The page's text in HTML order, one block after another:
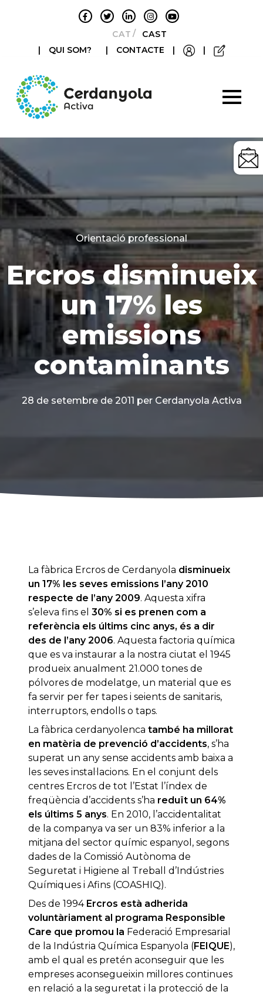
CATALÀCASTELLANO
|
QUI SOM? | CONTACTE | |
Categories
Orientació professional
Ercros disminueix
un 17% les
emissions
contaminants
28 de setembre de 2011 per Cerdanyola Activa
La fàbrica Ercros de Cerdanyola disminueix
un 17% les seves emissions l’any 2010
respecte de l’any 2009. Aquesta xifra
s’eleva fins el 30% si es prenen com a
referència els últims cinc anys, és a dir
des de l’any 2006. Aquesta factoria química
que es va instaurar a la nostra ciutat el 1945
produeix anualment 21.000 tones de
pólvores de modelatge, un material que es
fa servir per fer tapes i seients de sanitaris,
interruptors, endolls o taps.
La fàbrica cerdanyolenca també ha millorat
en matèria de prevenció d’accidents, s’ha
superat un any sense accidents amb baixa a
les seves instal·lacions. En el conjunt dels
centres Ercros de tot l’Estat l’índex de
freqüència d’accidents s’ha reduït un 64%
els últims 5 anys. En 2010, l’accidentalitat
de la companya va ser un 83% inferior a la
mitjana del sector químic espanyol, segons
dades de la Comissió Autònoma de
Seguretat i Higiene al Treball d’Indústries
Químiques i Afins (COASHIQ).
Des de 1994 Ercros està adherida
voluntàriament al programa Responsible
Care que promou la Federació Empresarial
de la Indústria Química Espanyola (FEIQUE),
amb el qual es pretén aconseguir que les
empreses aconsegueixin millores continues
en relació a la seguretat i la protecció de la